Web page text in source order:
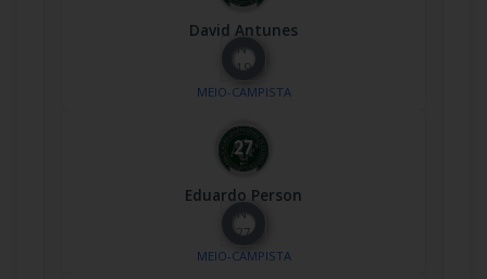
David Antunes
Nº
19
MEIO-CAMPISTA
Eduardo Person
Nº
27
MEIO-CAMPISTA